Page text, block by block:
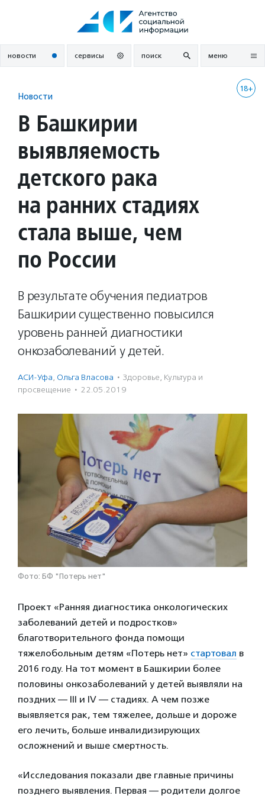
новости сервисы поиск меню
18+
Новости
В Башкирии
выявляемость
детского рака
на ранних стадиях
стала выше, чем
по России
В результате обучения педиатров
Башкирии существенно повысился
уровень ранней диагностики
онкозаболеваний у детей.
АСИ-Уфа, Ольга Власова · Здоровье, Культура и
просвещение · 22.05.2019
Фото: БФ "Потерь нет"
Проект «Ранняя диагностика онкологических
заболеваний детей и подростков»
благотворительного фонда помощи
тяжелобольным детям «Потерь нет» стартовал в
2016 году. На тот момент в Башкирии более
половины онкозаболеваний у детей выявляли на
поздних — III и IV — стадиях. А чем позже
выявляется рак, тем тяжелее, дольше и дороже
его лечить, больше инвалидизирующих
осложнений и выше смертность.
«Исследования показали две главные причины
позднего выявления. Первая — родители долгое